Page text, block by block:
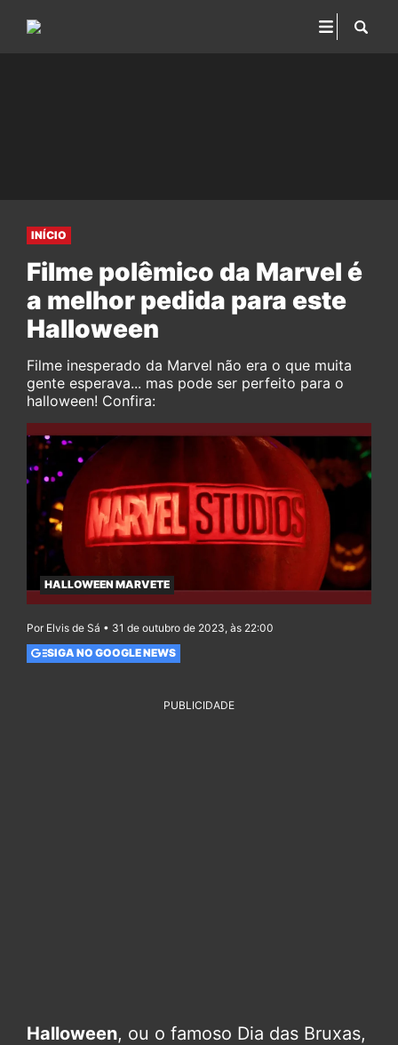
INÍCIO
Filme polêmico da Marvel é
a melhor pedida para este
Halloween
Filme inesperado da Marvel não era o que muita
gente esperava... mas pode ser perfeito para o
halloween! Confira:
HALLOWEEN MARVETE
Por Elvis de Sá • 31 de outubro de 2023, às 22:00
SIGA NO GOOGLE NEWS
PUBLICIDADE
Halloween, ou o famoso Dia das Bruxas,